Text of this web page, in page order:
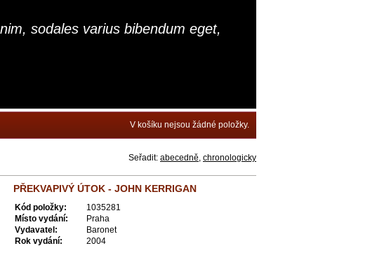
Seřadit: abecedně, chronologicky
PŘEKVAPIVÝ ÚTOK - JOHN KERRIGAN
Kód položky:
1035281
Místo vydání:
Praha
Vydavatel:
Baronet
Rok vydání:
2004
sodales varius bibendum eget,
V košíku nejsou žádné položky.